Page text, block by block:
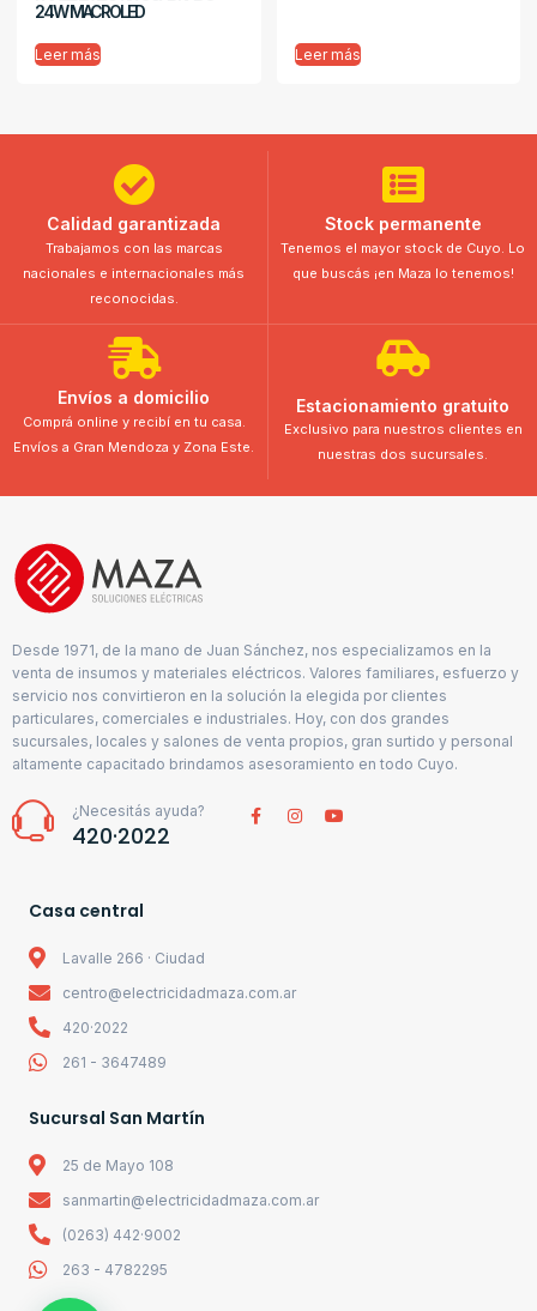
24W MACROLED
Leer más Leer más
Calidad garantizada
Trabajamos con las marcas
nacionales e internacionales más
reconocidas.
Stock permanente
Tenemos el mayor stock de Cuyo. Lo
que buscás ¡en Maza lo tenemos!
Envíos a domicilio
Comprá online y recibí en tu casa.
Envíos a Gran Mendoza y Zona Este.
Estacionamiento gratuito
Exclusivo para nuestros clientes en
nuestras dos sucursales.
Desde 1971, de la mano de Juan Sánchez, nos especializamos en la
venta de insumos y materiales eléctricos. Valores familiares, esfuerzo y
servicio nos convirtieron en la solución la elegida por clientes
particulares, comerciales e industriales. Hoy, con dos grandes
sucursales, locales y salones de venta propios, gran surtido y personal
altamente capacitado brindamos asesoramiento en todo Cuyo.
¿Necesitás ayuda?
420·2022
Casa central
Lavalle 266 · Ciudad
centro@electricidadmaza.com.ar
420·2022
261 - 3647489
Sucursal San Martín
25 de Mayo 108
sanmartin@electricidadmaza.com.ar
(0263) 442·9002
263 - 4782295